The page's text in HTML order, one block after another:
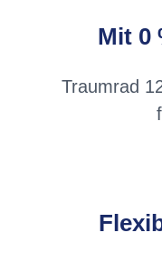
Mit 0
Traumrad